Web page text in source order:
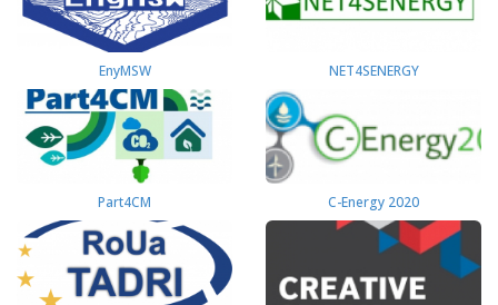
EnyMSW NET4SENERGY
Part4СМ C-Energy 2020